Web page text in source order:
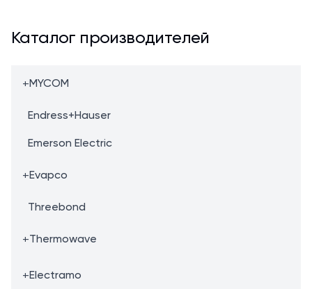
Каталог производителей
+MYCOM
Endress+Hauser
Emerson Electric
+Evapco
Threebond
+Thermowave
+Electramo